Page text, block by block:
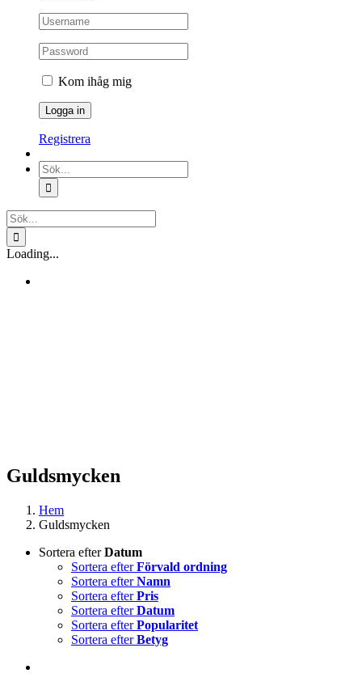
Kom ihåg mig
Registrera
Sök
efter:
Sök
efter:
Loading...
Guldsmycken
Hem
Guldsmycken
Sortera efterDatum
Sortera efterFörvald ordning
Sortera efterNamn
Sortera efterPris
Sortera efterDatum
Sortera efterPopularitet
Sortera efterBetyg